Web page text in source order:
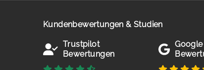
Kundenbewertungen & Studien
Trustpilot
Bewertungen
Google